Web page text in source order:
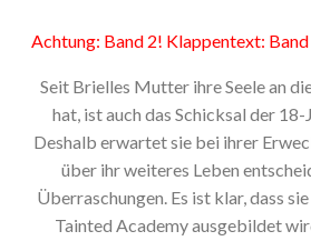
Achtung: Band 2! Klappentext:
Seit Brielles Mutter ihre Seele an
hat, ist auch das Schicksal der
Deshalb erwartet sie bei ihrer
über ihr weiteres Leben
Überraschungen. Es ist klar, dass
Tainted Academy ausgebildet